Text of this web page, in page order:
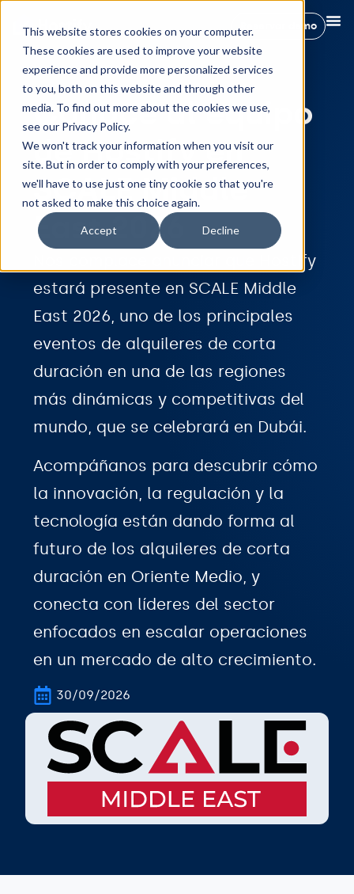
This website stores cookies on your computer.
These cookies are used to improve your website
experience and provide more personalized services
to you, both on this website and through other
media. To find out more about the cookies we use,
see our Privacy Policy.
We won't track your information when you visit our
site. But in order to comply with your preferences,
we'll have to use just one tiny cookie so that you're
not asked to make this choice again.
Accept Decline
Reservar demo
Conoce al equipo
de Hostify en
SCALE Middle
East 2026
Nos complace anunciar que Hostify
estará presente en SCALE Middle
East 2026, uno de los principales
eventos de alquileres de corta
duración en una de las regiones
más dinámicas y competitivas del
mundo, que se celebrará en Dubái.
Acompáñanos para descubrir cómo
la innovación, la regulación y la
tecnología están dando forma al
futuro de los alquileres de corta
duración en Oriente Medio, y
conecta con líderes del sector
enfocados en escalar operaciones
en un mercado de alto crecimiento.
30/09/2026